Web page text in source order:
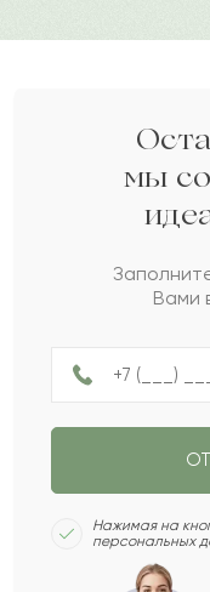
М Милана
Айнур
Томас
П Потап
Лукий
мы
Вами
Нажимая на
персональных